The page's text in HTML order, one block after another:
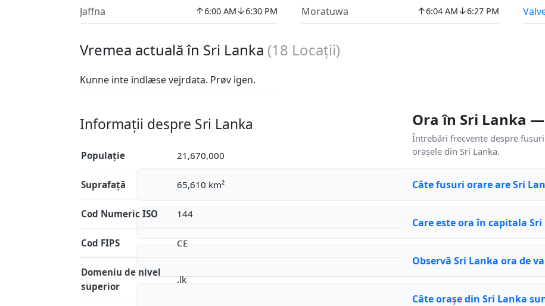
Jaffna ↑6:00 AM↓6:30 PM Moratuwa ↑6:04 AM↓6:27 PM
Vremea actuală în Sri Lanka (18 Locații)
Kunne inte indlæse vejrdata. Prøv igen.
Informații despre Sri Lanka
Populație 21,670,000
Suprafață 65,610 km²
Cod Numeric ISO 144
Cod FIPS CE
Domeniu de nivel
superior
.lk
Ora în Sri Lanka —
Întrebări frecvente despre
orașele din Sri Lanka.
Câte fusuri orare are Sri
Care este ora în capitala Sri
Observă Sri Lanka ora de
Câte orașe din Sri Lanka